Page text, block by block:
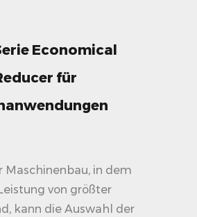
Economical
für
Maschinenbau, in dem
von größter
kann die Auswahl der